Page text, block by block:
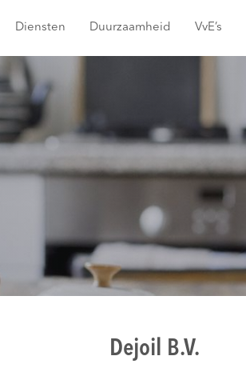
Diensten Duurzaamheid VvE’s
Dejoil B.V.